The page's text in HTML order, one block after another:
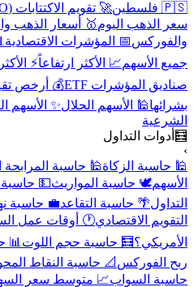
🇵🇸 فلسطين
🚀 تقويم الاكتتابات (IPO)
سعر الذهب اليوم🥇 أسعار الذهب
والفوركس📅 المؤشرات الاقتصادية
جميع الأسهم📈 الأكثر ارتفاعاً⚡
صناديق المؤشرات ETF
💰 أرخص
بشرائها🕌 الأسهم الحلال✨ الأسهم
الشرعية
🧮 أدوات التداول
›
🕌 حاسبة الزكاة🕌 حاسبة المرابحة
الأسهم🕊️ حاسبة المواريث💵 حاسبة
التداول🌴 حاسبة التقاعد💼 حاسبة
التقويم الاقتصادي🕐 أوقات عمل
الأمريكي؟🧮 حاسبة حجم اللوت 📊
ربح الفوركس 📐 حاسبة النقاط
حاسبة السواب📈 متوسط سعر